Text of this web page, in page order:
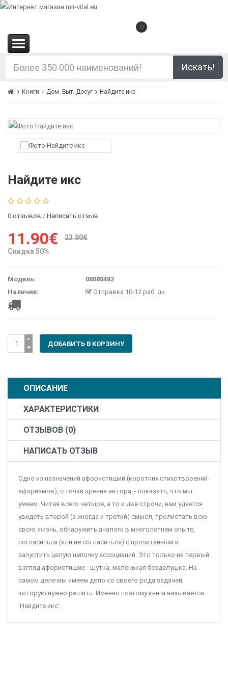
0
Искать!
Книги Дом. Быт. Досуг Найдите икс
Найдите икс
0 отзывов / Написать отзыв
11.90€
23.80€
Скидка 50%
Модель:
08080482
Наличие:
Отправка 10-12 раб. дн.
ОПИСАНИЕ
ХАРАКТЕРИСТИКИ
ОТЗЫВОВ (0)
НАПИСАТЬ ОТЗЫВ
Одно из назначений афористиший (коротких стихотворений-
афоризмов), с точки зрения автора, - показать, что мы
умеем. Читая всего четыре, а то и две строчи, нам удается
увидеть второй (а иногда и третий) смысл, пролистать всю
свою жизнь, обнаружить аналоги в многолетнем опыте,
согласиться (или не согласиться) с прочитанным и
запустить целую цепочку ассоциаций. Это только на первый
взгляд афористишие - шутка, маленькая безделушка. На
самом деле мы имеем дело со своего рода задачей,
которую нужно решить. Именно поэтому книга называется
'Найдите икс'.